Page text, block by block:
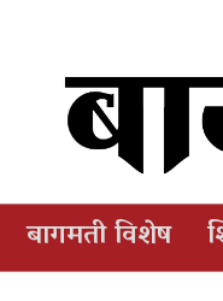
बागमती विशेष